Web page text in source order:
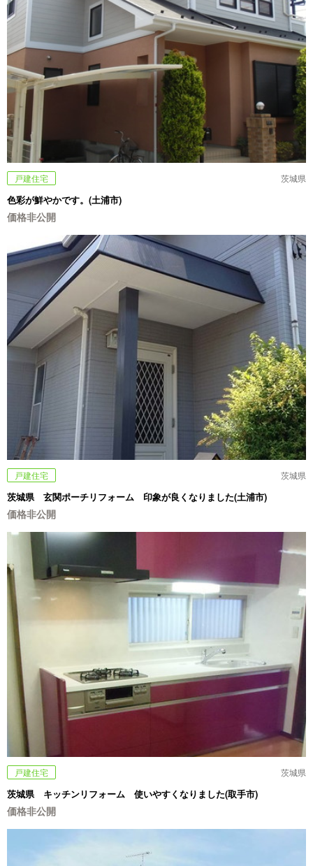
戸建住宅 茨城県
色彩が鮮やかです。(土浦市)
価格非公開
戸建住宅 茨城県
茨城県 玄関ポーチリフォーム 印象が良くなりました(土浦市)
価格非公開
戸建住宅 茨城県
茨城県 キッチンリフォーム 使いやすくなりました(取手市)
価格非公開